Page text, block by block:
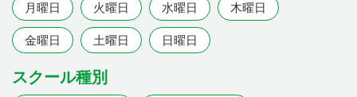
月曜日 火曜日 水曜日 木曜日
金曜日 土曜日 日曜日
スクール種別